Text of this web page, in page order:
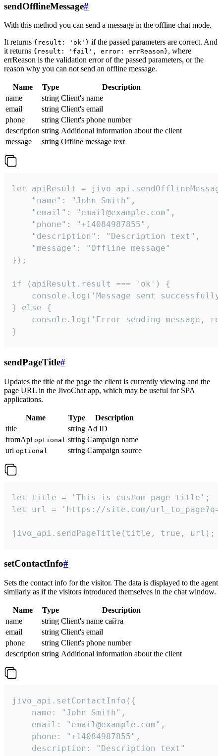
sendOfflineMessage#
With this method you can send a message in the offline chat mode.
It returns {result: 'ok'} if the passed parameters are correct. And
it returns {result: 'fail', error: errReason}, where
errReason is the validation error of the passed parameters, or the
reason why you can not send an offline message.
Name Type
Description
name
string Client's name
email
string Client's email
phone
string Client's phone number
description string Additional information about the client
message
string Offline message text
let apiResult =
    "name": "John Smith",
    "email": "email@example.com",
    "phone": "+14084987855",
    "description": "Description text",
    "message": "Offline message"
});
if (apiResult.result === 'ok') {
console.log('Message sent
} else {
console.log('Error sending message,
}
sendPageTitle#
Updates the title of the page the client is currently viewing and the
page URL in the JivoChat app, which may be useful for SPA
applications.
Name Type
Description
title
string Ad ID
fromApi optional string Campaign name
url optional string Campaign source
let title = 'This is custom page title';
let url = 'https://site.com/
jivo_api.sendPageTitle(title, true, url);
setContactInfo#
Sets the contact info for the visitor. The data is displayed to the agent
similarly as if the visitors introduced themselves in the chat window.
Name Type
Description
name
string Client's name сайта
email
string Client's email
phone
string Client's phone number
description string Additional information about the client
jivo_api.setContactInfo({
    name: "John Smith",
    email: "email@example.com",
    phone: "+14084987855",
    description: "Description text"